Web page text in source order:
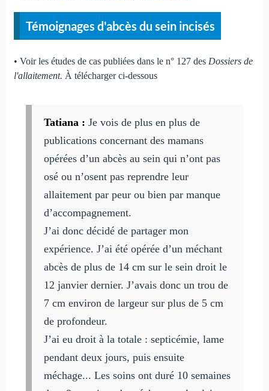
Témoignages d'abcès du sein incisés
• Voir les études de cas publiées dans le n° 127 des Dossiers de
l'allaitement. À télécharger ci-dessous
Tatiana : Je vois de plus en plus de
publications concernant des mamans
opérées d’un abcès au sein qui n’ont pas
osé ou n’osent pas reprendre leur
allaitement par peur ou bien par manque
d’accompagnement.
J’ai donc décidé de partager mon
expérience. J’ai été opérée d’un méchant
abcès de plus de 14 cm sur le sein droit le
12 janvier dernier. J’avais donc un trou de
7 cm environ de largeur sur plus de 5 cm
de profondeur.
J’ai eu droit à la totale : septicémie, lame
pendant deux jours, puis ensuite
méchage... Les soins ont duré 10 semaines